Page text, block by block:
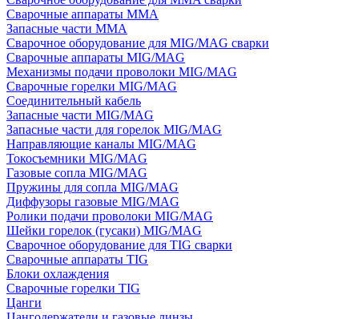
Сварочные аппараты MMA
Запасные части MMA
Сварочное оборудование для MIG/MAG сварки
Сварочные аппараты MIG/MAG
Механизмы подачи проволоки MIG/MAG
Сварочные горелки MIG/MAG
Соединительный кабель
Запасные части MIG/MAG
Запасные части для горелок MIG/MAG
Направляющие каналы MIG/MAG
Токосъемники MIG/MAG
Газовые сопла MIG/MAG
Пружины для сопла MIG/MAG
Диффузоры газовые MIG/MAG
Ролики подачи проволоки MIG/MAG
Шейки горелок (гусаки) MIG/MAG
Сварочное оборудование для TIG сварки
Сварочные аппараты TIG
Блоки охлаждения
Сварочные горелки TIG
Цанги